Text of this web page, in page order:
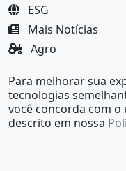
ESG
Mais Notícias
Agro
MundoBA Black
Para melhorar sua
tecnologias
você concorda com
descrito em nossa